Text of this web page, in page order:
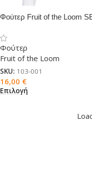
Φούτερ Fruit of the Loom
Φούτερ
Fruit of the Loom
SKU: 103-001
16,00 €
Επιλογή